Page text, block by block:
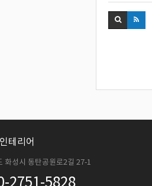
테리어
화성시 동탄공원로2길 27-1